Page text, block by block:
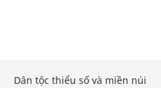
Dân tộc thiểu số và miền núi